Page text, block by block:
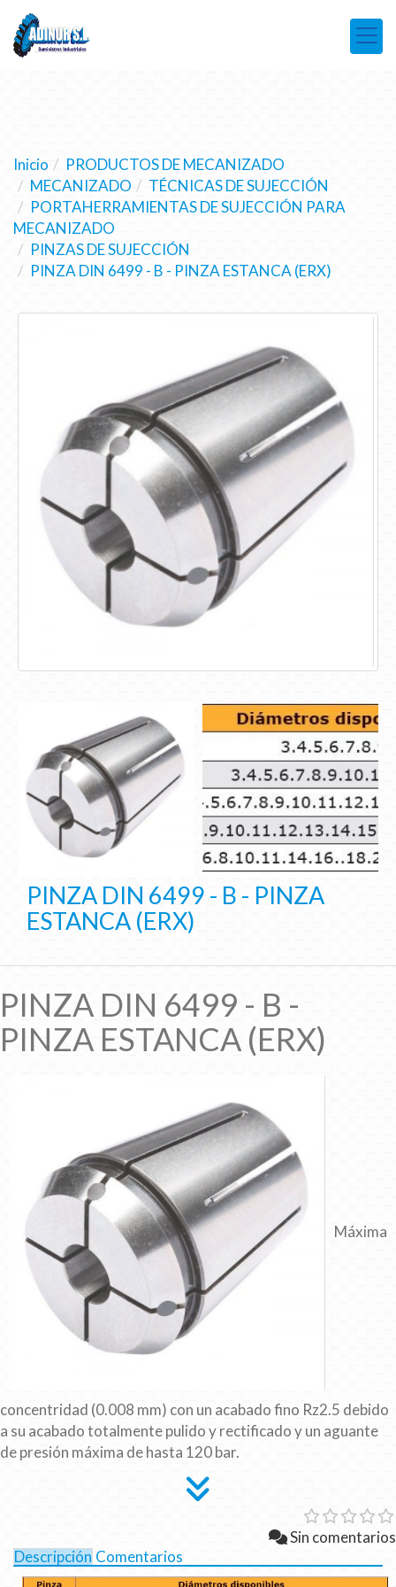
Inicio
PRODUCTOS DE MECANIZADO
MECANIZADO
TÉCNICAS DE SUJECCIÓN
PORTAHERRAMIENTAS DE SUJECCIÓN PARA
MECANIZADO
PINZAS DE SUJECCIÓN
PINZA DIN 6499 - B - PINZA ESTANCA (ERX)
PINZA DIN 6499 - B - PINZA
ESTANCA (ERX)
PINZA DIN 6499 - B -
PINZA ESTANCA (ERX)
Máxima
concentridad (0.008 mm) con un acabado fino Rz2.5 debido
a su acabado totalmente pulido y rectificado y un aguante
de presión máxima de hasta 120 bar.
Sin comentarios
Descripción Comentarios